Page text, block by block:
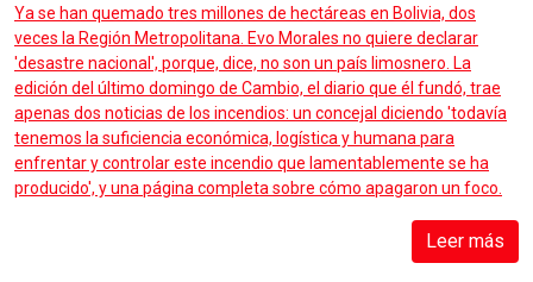
Ya se han quemado tres millones de hectáreas en Bolivia, dos
veces la Región Metropolitana. Evo Morales no quiere declarar
'desastre nacional', porque, dice, no son un país limosnero. La
edición del último domingo de Cambio, el diario que él fundó, trae
apenas dos noticias de los incendios: un concejal diciendo 'todavía
tenemos la suficiencia económica, logística y humana para
enfrentar y controlar este incendio que lamentablemente se ha
producido', y una página completa sobre cómo apagaron un foco.
Leer más